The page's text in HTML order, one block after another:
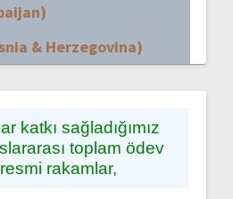
& Herzegovina)
katkı sağladığımız
toplam ödev
resmi rakamlar,